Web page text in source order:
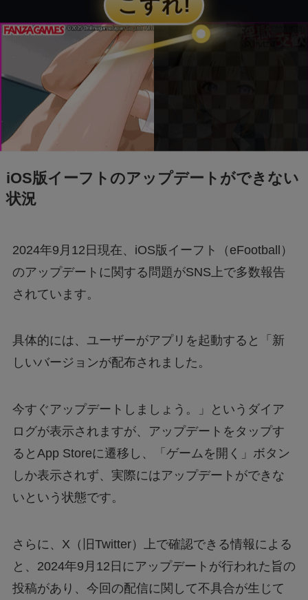
【Switch2】抽選結果が表示されない？原因と
対策は？
「+295356510110からの着信に要注意！詐欺電
話の手口と対処法を解説」
Switch2のスペックは？PS5・PS4とも徹底比
較
【フジテレビ】第三者委員会報告書のタレント
Uって誰？
選はどこから応募できる？
【漫画】ツンデレ暴力ヒロインを真の暴力でわ
からせる！はどこで読める？無料で読めるの？
アルバイト募集は本当に信頼できる？～疑わし
ハンターハンターの一番くじは何時から？ラス
トワン賞を手に入れる方法とは？
iOS版イーフトのアップデートができない
状況
2024年9月12日現在、iOS版イーフト（eFootball）
のアップデートに関する問題がSNS上で多数報告
されています。
具体的には、ユーザーがアプリを起動すると「新
しいバージョンが配布されました。
今すぐアップデートしましょう。」というダイア
ログが表示されますが、アップデートをタップす
るとApp Storeに遷移し、「ゲームを開く」ボタン
しか表示されず、実際にはアップデートができな
いという状態です。
さらに、X（旧Twitter）上で確認できる情報による
と、2024年9月12日にアップデートが行われた旨の
投稿があり、今回の配信に関して不具合が生じて